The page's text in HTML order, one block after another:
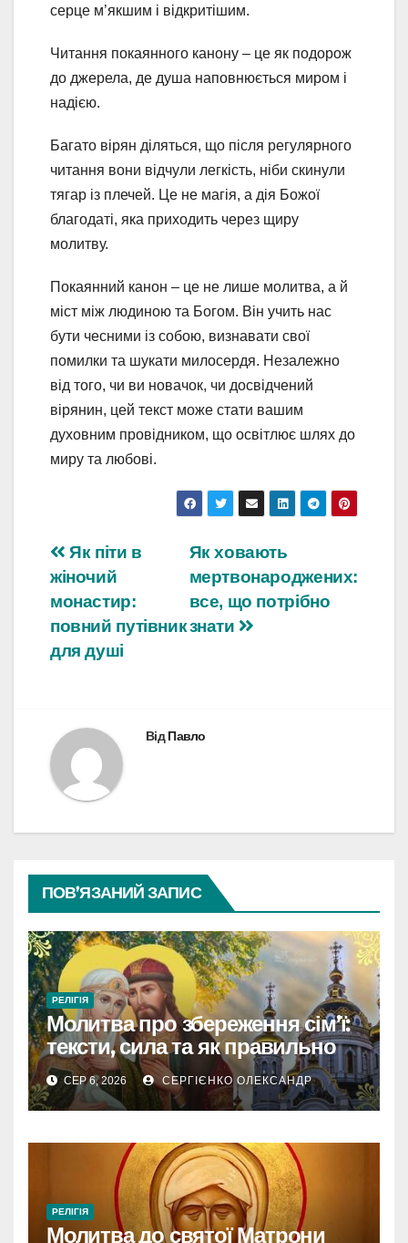
серце м’якшим і відкритішим.
Читання покаянного канону – це як подорож
до джерела, де душа наповнюється миром і
надією.
Багато вірян діляться, що після регулярного
читання вони відчули легкість, ніби скинули
тягар із плечей. Це не магія, а дія Божої
благодаті, яка приходить через щиру
молитву.
Покаянний канон – це не лише молитва, а й
міст між людиною та Богом. Він учить нас
бути чесними із собою, визнавати свої
помилки та шукати милосердя. Незалежно
від того, чи ви новачок, чи досвідчений
вірянин, цей текст може стати вашим
духовним провідником, що освітлює шлях до
миру та любові.
Навігація
записів
Як ховають
мертвонароджених:
все, що потрібно
знати
Як піти в
жіночий
монастир:
повний путівник
для душі
ВідПавло
ПОВ’ЯЗАНИЙ ЗАПИС
РЕЛІГІЯ
Молитва про збереження сім’ї:
тексти, сила та як правильно
читати
СЕР 6, 2026 СЕРГІЄНКО ОЛЕКСАНДР
РЕЛІГІЯ
Молитва до святої Матрони